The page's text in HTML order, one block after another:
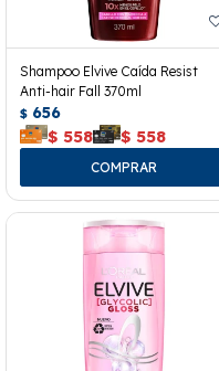
Shampoo Elvive Caída Resist
Anti-hair Fall 370ml
$ 656
$ 558 $ 558